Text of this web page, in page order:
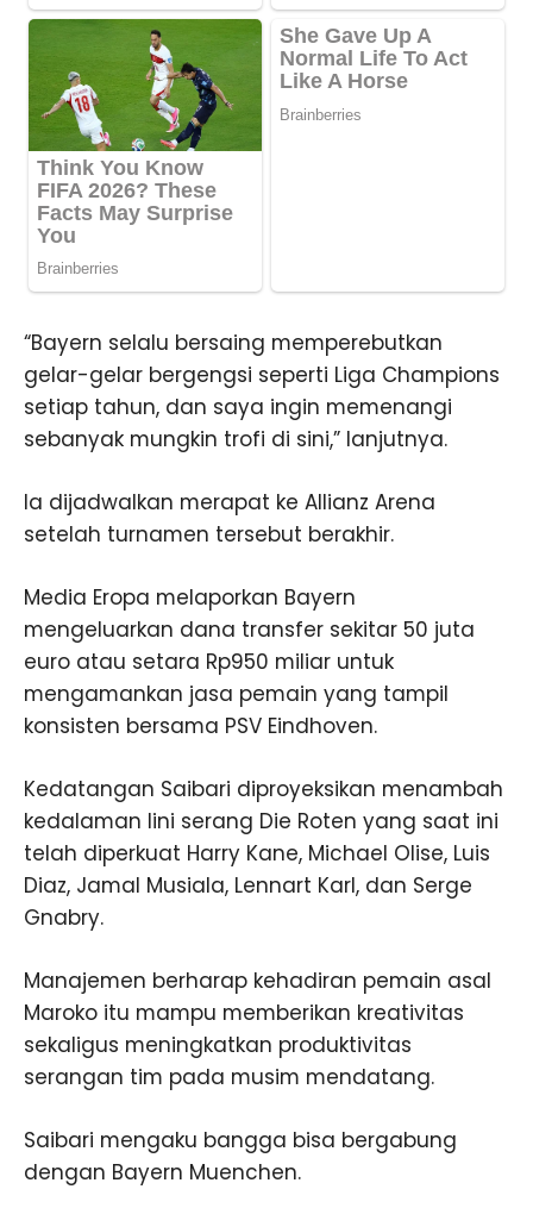
“Bayern selalu bersaing memperebutkan
gelar-gelar bergengsi seperti Liga Champions
setiap tahun, dan saya ingin memenangi
sebanyak mungkin trofi di sini,” lanjutnya.
Ia dijadwalkan merapat ke Allianz Arena
setelah turnamen tersebut berakhir.
Media Eropa melaporkan Bayern
mengeluarkan dana transfer sekitar 50 juta
euro atau setara Rp950 miliar untuk
mengamankan jasa pemain yang tampil
konsisten bersama PSV Eindhoven.
Kedatangan Saibari diproyeksikan menambah
kedalaman lini serang Die Roten yang saat ini
telah diperkuat Harry Kane, Michael Olise, Luis
Diaz, Jamal Musiala, Lennart Karl, dan Serge
Gnabry.
Manajemen berharap kehadiran pemain asal
Maroko itu mampu memberikan kreativitas
sekaligus meningkatkan produktivitas
serangan tim pada musim mendatang.
Saibari mengaku bangga bisa bergabung
dengan Bayern Muenchen.